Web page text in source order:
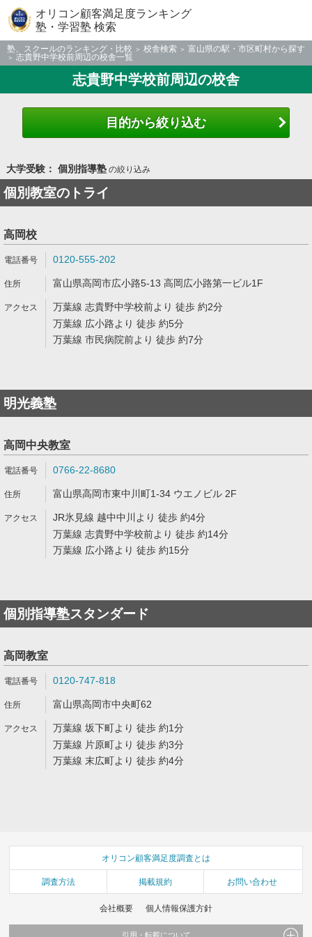
オリコン顧客満足度ランキング
塾・学習塾 検索
塾、スクールのランキング・比較 校舎検索
富山県の駅・市区町村から探す
志貴野中学校前周辺の校舎一覧
志貴野中学校前周辺の校舎
目的から絞り込む
大学受験： 個別指導塾の絞り込み
個別教室のトライ
高岡校
0120-555-202
富山県高岡市広小路5-13 高岡広小路第一ビル1F
万葉線 志貴野中学校前より 徒歩 約2分
万葉線 広小路より 徒歩 約5分
万葉線 市民病院前より 徒歩 約7分
明光義塾
高岡中央教室
0766-22-8680
富山県高岡市東中川町1-34 ウエノビル 2F
JR氷見線 越中中川より 徒歩 約4分
万葉線 志貴野中学校前より 徒歩 約14分
万葉線 広小路より 徒歩 約15分
個別指導塾スタンダード
高岡教室
0120-747-818
富山県高岡市中央町62
万葉線 坂下町より 徒歩 約1分
万葉線 片原町より 徒歩 約3分
万葉線 末広町より 徒歩 約4分
オリコン顧客満足度調査とは
調査方法 掲載規約 お問い合わせ
会社概要 個人情報保護方針
引用・転載について